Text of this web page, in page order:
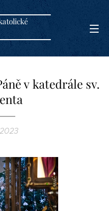
v katedrále sv.